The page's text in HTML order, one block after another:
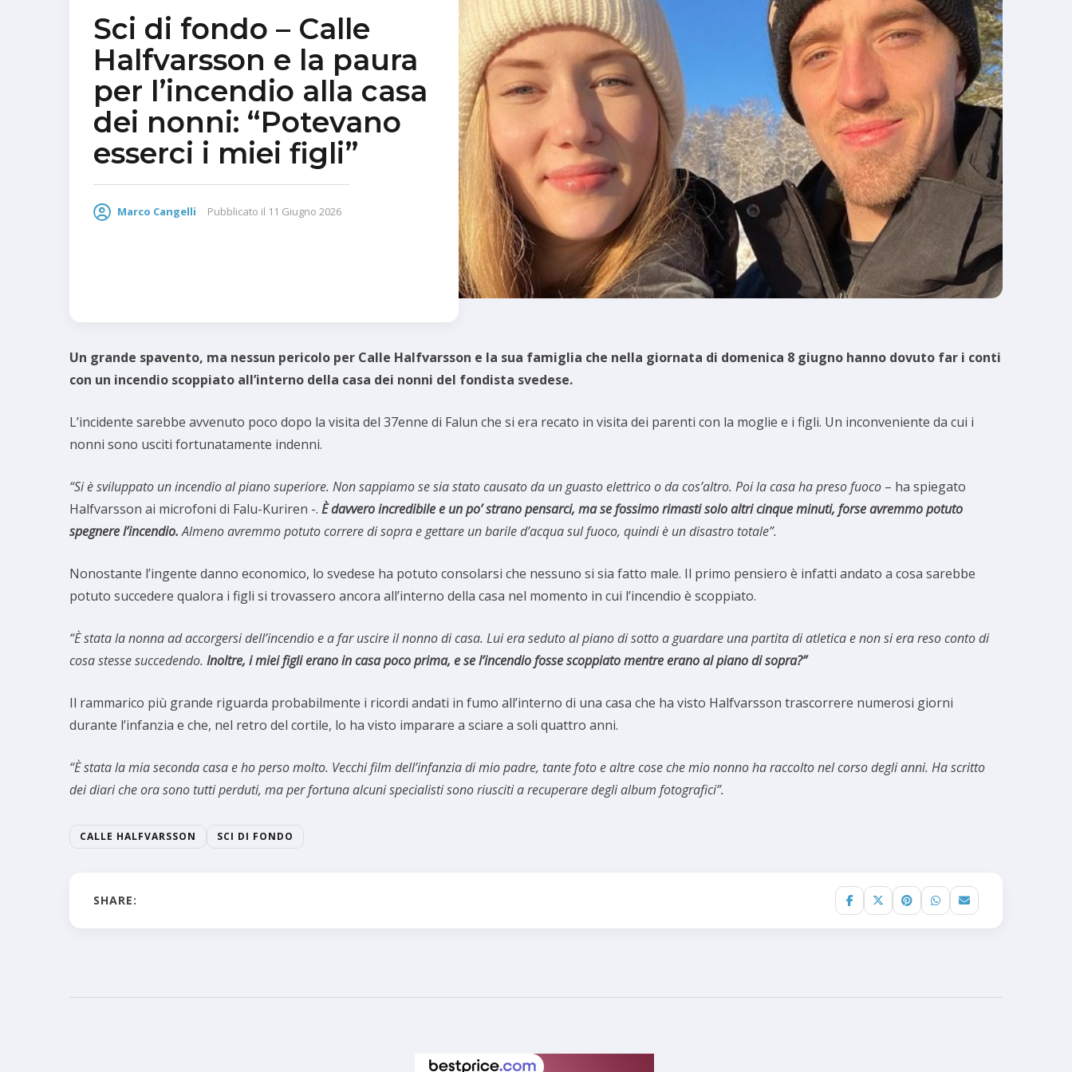
Sci di fondo – Calle
Halfvarsson e la paura
per l’incendio alla casa
dei nonni: “Potevano
esserci i miei figli”
Marco Cangelli Pubblicato il 11 Giugno 2026
Un grande spavento, ma nessun pericolo per Calle Halfvarsson e la sua famiglia che nella giornata di domenica 8 giugno hanno dovuto far i conti
con un incendio scoppiato all’interno della casa dei nonni del fondista svedese.
L’incidente sarebbe avvenuto poco dopo la visita del 37enne di Falun che si era recato in visita dei parenti con la moglie e i figli. Un inconveniente da cui i
nonni sono usciti fortunatamente indenni.
“Si è sviluppato un incendio al piano superiore. Non sappiamo se sia stato causato da un guasto elettrico o da cos’altro. Poi la casa ha preso fuoco – ha spiegato
Halfvarsson ai microfoni di Falu-Kuriren -. È davvero incredibile e un po’ strano pensarci, ma se fossimo rimasti solo altri cinque minuti, forse avremmo potuto
spegnere l’incendio.Almeno avremmo potuto correre di sopra e gettare un barile d’acqua sul fuoco, quindi è un disastro totale”.
Nonostante l’ingente danno economico, lo svedese ha potuto consolarsi che nessuno si sia fatto male. Il primo pensiero è infatti andato a cosa sarebbe
potuto succedere qualora i figli si trovassero ancora all’interno della casa nel momento in cui l’incendio è scoppiato.
“È stata la nonna ad accorgersi dell’incendio e a far uscire il nonno di casa. Lui era seduto al piano di sotto a guardare una partita di atletica e non si era reso conto di
cosa stesse succedendo. Inoltre, i miei figli erano in casa poco prima, e se l’incendio fosse scoppiato mentre erano al piano di sopra?”
Il rammarico più grande riguarda probabilmente i ricordi andati in fumo all’interno di una casa che ha visto Halfvarsson trascorrere numerosi giorni
durante l’infanzia e che, nel retro del cortile, lo ha visto imparare a sciare a soli quattro anni.
“È stata la mia seconda casa e ho perso molto. Vecchi film dell’infanzia di mio padre, tante foto e altre cose che mio nonno ha raccolto nel corso degli anni. Ha scritto
dei diari che ora sono tutti perduti, ma per fortuna alcuni specialisti sono riusciti a recuperare degli album fotografici”.
CALLE HALFVARSSON SCI DI FONDO
SHARE: